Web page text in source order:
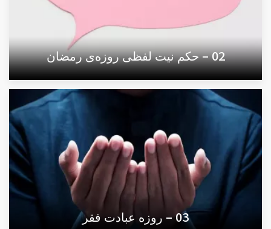
02 – حکم نیت لفظی روزه‌ی رمضان
03 – روزه عبادت فقر